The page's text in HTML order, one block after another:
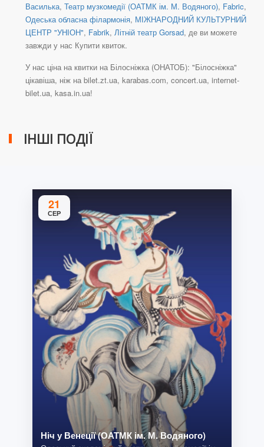
Василька, Театр музкомедії (ОАТМК ім. М. Водяного), Fabric,
Одеська обласна філармонія, МІЖНАРОДНИЙ КУЛЬТУРНИЙ
ЦЕНТР "УНІОН", Fabrik, Літній театр Gorsad, де ви можете
завжди у нас Купити квиток.
У нас ціна на квитки на Білосніжка (ОНАТОБ): "Білосніжка"
цікавіша, ніж на bilet.zt.ua, karabas.com, concert.ua, internet-
bilet.ua, kasa.in.ua!
ІНШІ ПОДІЇ
21
СЕР
Ніч у Венеції (ОАТМК ім. М. Водяного)